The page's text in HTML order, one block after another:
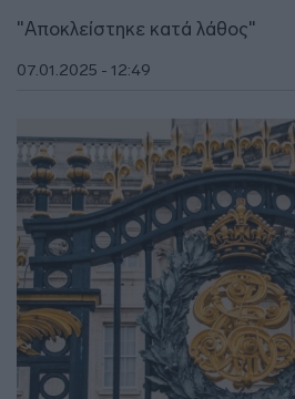
"Αποκλείστηκε κατά λάθος"
07.01.2025 - 12:49